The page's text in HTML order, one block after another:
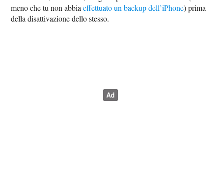
meno che tu non abbiaeffettuato un backup dell’iPhone) prima
della disattivazione dello stesso.